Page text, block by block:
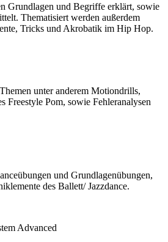
Grundlagen und Begriffe erklärt, sowie
Thematisiert werden außerdem
Tricks und Akrobatik im Hip Hop.
unter anderem Motiondrills,
Freestyle Pom, sowie Fehleranalysen
und Grundlagenübungen,
des Ballett/ Jazzdance.
Advanced